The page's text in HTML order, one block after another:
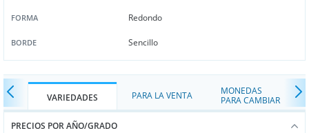
FORMA Redondo
BORDE Sencillo
VARIEDADES PARA LA VENTA
MONEDAS
PARA CAMBIAR
PRECIOS POR AÑO/GRADO